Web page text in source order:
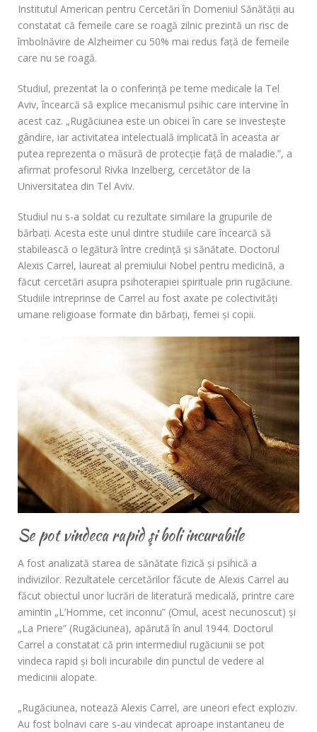
Institutul American pentru Cercetări în Domeniul Sănătăţii au
constatat că femeile care se roagă zilnic prezintă un risc de
îmbolnăvire de Alzheimer cu 50% mai redus faţă de femeile
care nu se roagă.
Studiul, prezentat la o conferinţă pe teme medicale la Tel
Aviv, încearcă să explice mecanismul psihic care intervine în
acest caz. „Rugăciunea este un obicei în care se investește
gândire, iar activitatea intelectuală implicată în aceasta ar
putea reprezenta o măsură de protecţie faţă de maladie.”, a
afirmat profesorul Rivka Inzelberg, cercetător de la
Universitatea din Tel Aviv.
Studiul nu s-a soldat cu rezultate similare la grupurile de
bărbaţi. Acesta este unul dintre studiile care încearcă să
stabilească o legătură între credinţă şi sănătate. Doctorul
Alexis Carrel, laureat al premiului Nobel pentru medicină, a
făcut cercetări asupra psihoterapiei spirituale prin rugăciune.
Studiile intreprinse de Carrel au fost axate pe colectivităţi
umane religioase formate din bărbaţi, femei şi copii.
Se pot vindeca rapid şi boli incurabile
A fost analizată starea de sănătate fizică şi psihică a
indivizilor. Rezultatele cercetărilor făcute de Alexis Carrel au
făcut obiectul unor lucrări de literatură medicală, printre care
amintin „L’Homme, cet inconnu” (Omul, acest necunoscut) şi
„La Priere” (Rugăciunea), apărută în anul 1944. Doctorul
Carrel a constatat că prin intermediul rugăciunii se pot
vindeca rapid şi boli incurabile din punctul de vedere al
medicinii alopate.
„Rugăciunea, notează Alexis Carrel, are uneori efect exploziv.
Au fost bolnavi care s-au vindecat aproape instantaneu de